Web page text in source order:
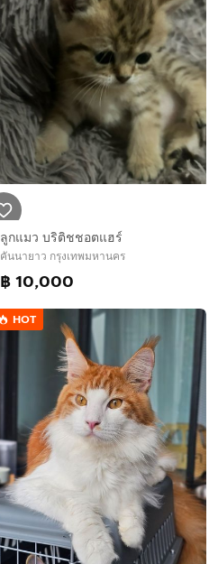
ลูกแมว บริติชชอตแฮร์
คันนายาว กรุงเทพมหานคร
฿ 10,000
HOT